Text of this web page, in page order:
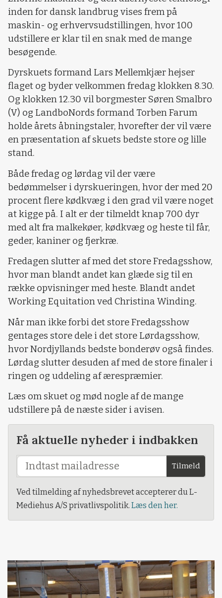
inden for dansk landbrug vises frem på
maskin- og erhvervsudstillingen, hvor 100
udstillere er klar til en snak med de mange
besøgende.
Dyrskuets formand Lars Mellemkjær hejser
flaget og byder velkommen fredag klokken 8.30.
Og klokken 12.30 vil borgmester Søren Smalbro
(V) og LandboNords formand Torben Farum
holde årets åbningstaler, hvorefter der vil være
en præsentation af skuets bedste store og lille
stand.
Både fredag og lørdag vil der være
bedømmelser i dyrskueringen, hvor der med 20
procent flere kødkvæg i den grad vil være noget
at kigge på. I alt er der tilmeldt knap 700 dyr
med alt fra malkekøer, kødkvæg og heste til får,
geder, kaniner og fjerkræ.
Fredagen slutter af med det store Fredagsshow,
hvor man blandt andet kan glæde sig til en
række opvisninger med heste. Blandt andet
Working Equitation ved Christina Winding.
Når man ikke forbi det store Fredagsshow
gentages store dele i det store Lørdagsshow,
hvor Nordjyllands bedste bonderøv også findes.
Lørdag slutter desuden af med de store finaler i
ringen og uddeling af ærespræmier.
Læs om skuet og mød nogle af de mange
udstillere på de næste sider i avisen.
Få aktuelle nyheder i indbakken
Tilmeld
Ved tilmelding af nyhedsbrevet accepterer du L-
Mediehus A/S privatlivspolitik. Læs den her.